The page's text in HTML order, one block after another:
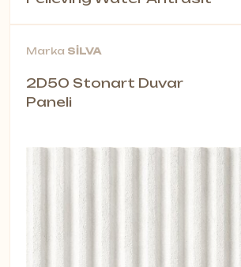
Marka SİLVA
2D50 Stonart Duvar
Paneli